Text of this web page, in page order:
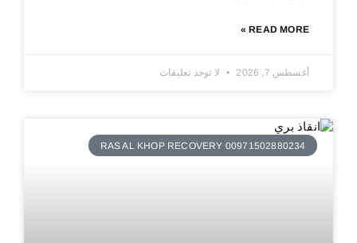
READ MORE »
أغسطس 7, 2026 لا توجد تعليقات
RAS AL KHOP RECOVERY 00971502880234